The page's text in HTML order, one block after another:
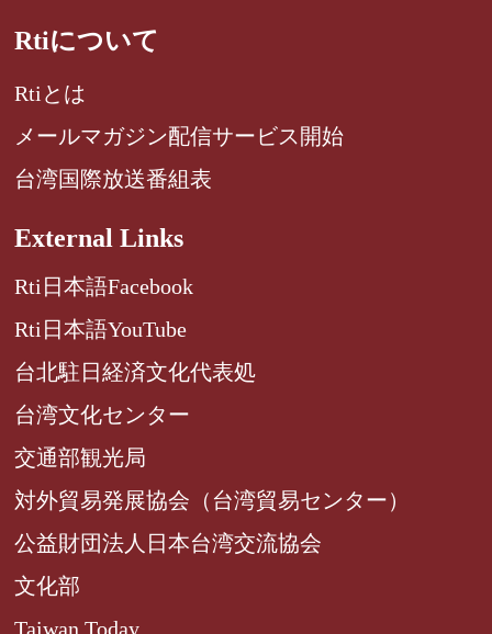
Rtiについて
Rtiとは
メールマガジン配信サービス開始
台湾国際放送番組表
External Links
Rti日本語Facebook
Rti日本語YouTube
台北駐日経済文化代表処
台湾文化センター
交通部観光局
対外貿易発展協会（台湾貿易センター）
公益財団法人日本台湾交流協会
文化部
Taiwan Today